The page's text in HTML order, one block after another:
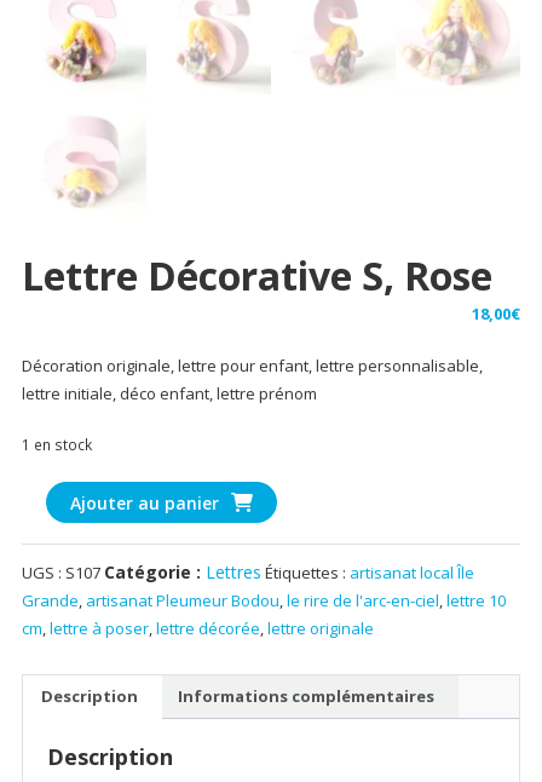
Lettre Décorative S, Rose
18,00€
Décoration originale, lettre pour enfant, lettre personnalisable,
lettre initiale, déco enfant, lettre prénom
1 en stock
quantité
Lettre
décorative
S,
rose
Ajouter au panier
UGS : S107 Catégorie : Lettres Étiquettes : artisanat local Île
Grande, artisanat Pleumeur Bodou,le rire de l'arc-en-ciel,lettre 10
cm,lettre à poser,lettre décorée,lettre originale
Description Informations complémentaires
Description